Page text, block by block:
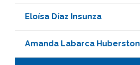
Eloísa Díaz Insunza
Amanda Labarca Huberston